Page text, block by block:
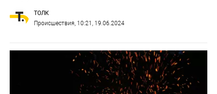
ТОЛК
Происшествия, 10:21, 19.06.2024